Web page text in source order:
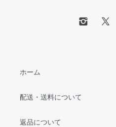
ホーム
配送・送料について
返品について